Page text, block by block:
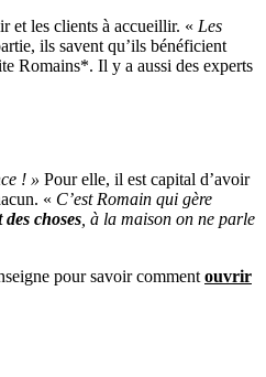
et les clients à accueillir. « Les
ils savent qu’ils bénéficient
Romains*. Il y a aussi des experts
! » Pour elle, il est capital d’avoir
« C’est Romain qui gère
choses , à la maison on ne parle
pour savoir comment ouvrir